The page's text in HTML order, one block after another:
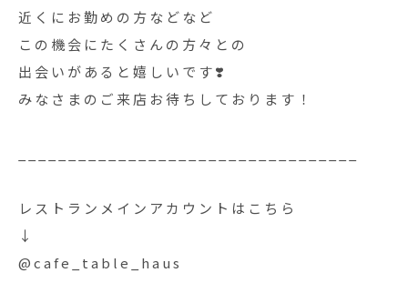
近くにお勤めの方などなど
この機会にたくさんの方々との
出会いがあると嬉しいです❣️
みなさまのご来店お待ちしております！
レストランメインアカウントはこちら
↓
@cafe_table_haus